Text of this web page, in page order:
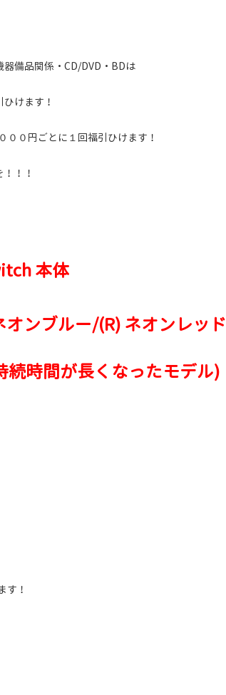
備品関係・CD/DVD・BDは
けます！
００円ごとに１回福引ひけます！
！！
本体
ルー/(R) ネオンレッド
が長くなったモデル)
す！